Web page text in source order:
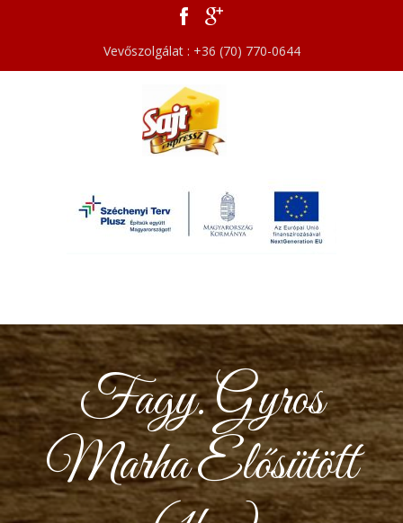
Vevőszolgálat : +36 (70) 770-0644
Fagy. Gyros
Marha Elősütött